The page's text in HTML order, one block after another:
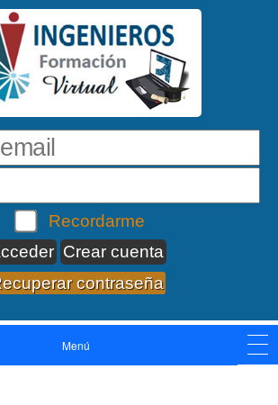
Recordarme
Crear cuenta
contraseña
Menú